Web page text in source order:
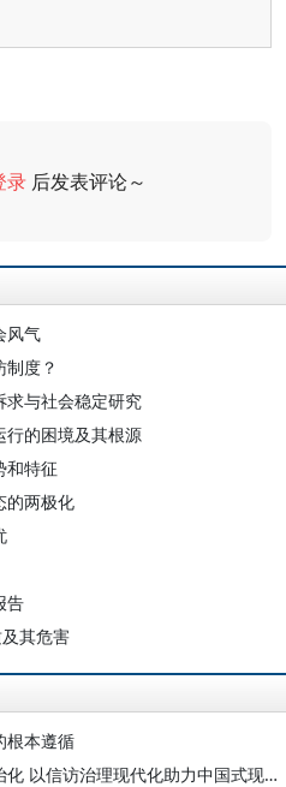
录 后发表评论～
风气
度？
求与社会稳定研究
行的困境及其根源
和特征
的两极化
告
其危害
根本遵循
李文章：深入推进信访工作法治化 以信访治理现代化助力中国式现代化